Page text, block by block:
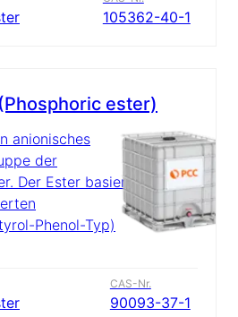
105362-40-1
ester)
anionisches
der
Der Ester basiert
Phenol-Typ)
CAS-Nr.
90093-37-1